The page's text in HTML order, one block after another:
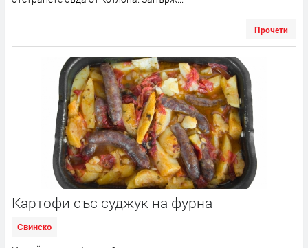
Прочети
Картофи със суджук на фурна
Свинско